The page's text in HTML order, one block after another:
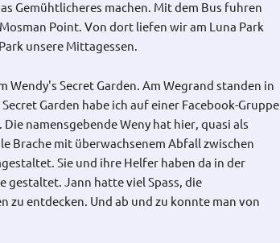
Gemühtlicheres machen. Mit dem Bus fuhren
Point. Von dort liefen wir am Luna Park
unsere Mittagessen.
Wendy's Secret Garden. Am Wegrand standen in
Garden habe ich auf einer Facebook-Gruppe
namensgebende Weny hat hier, quasi als
Brache mit überwachsenem Abfall zwischen
Sie und ihre Helfer haben da in der
gestaltet. Jann hatte viel Spass, die
zu entdecken. Und ab und zu konnte man von